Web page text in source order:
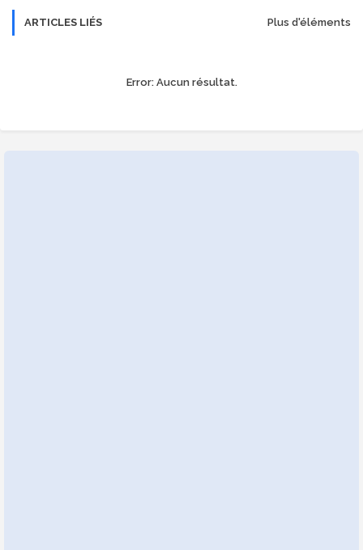
ARTICLES LIÉS Plus d'éléments
Error:Aucun résultat.